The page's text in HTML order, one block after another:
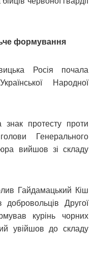
формування
Росія почала
Народної
протесту проти
Генерального
вийшов зі складу
Гайдамацький Кіш
добровольців Другої
курінь чорних
увійшов до складу